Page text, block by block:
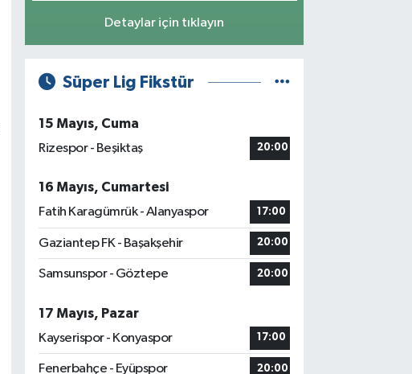
Detaylar için tıklayın
Süper Lig Fikstür
15 Mayıs, Cuma
Rizespor - Beşiktaş
20:00
16 Mayıs, Cumartesi
Fatih Karagümrük - Alanyaspor
17:00
Gaziantep FK - Başakşehir 20:00
Samsunspor - Göztepe 20:00
17 Mayıs, Pazar
Kayserispor - Konyaspor
17:00
Fenerbahçe - Eyüpspor 20:00